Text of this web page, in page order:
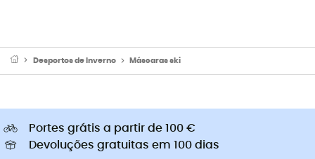
Desportos de Inverno Máscaras ski
Portes grátis a partir de 100 €
Devoluções gratuitas em 100 dias